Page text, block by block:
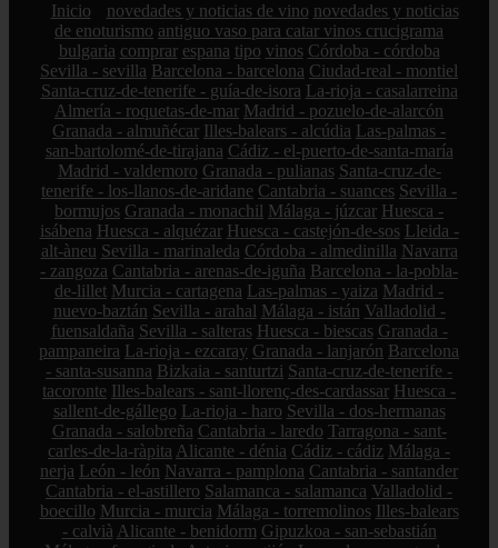
Inicio novedades y noticias de vino novedades y noticias
de enoturismo antiguo vaso para catar vinos crucigrama
bulgaria comprar espana tipo vinos Córdoba - córdoba
Sevilla - sevilla Barcelona - barcelona Ciudad-real - montiel
Santa-cruz-de-tenerife - guía-de-isora La-rioja - casalarreina
Almería - roquetas-de-mar Madrid - pozuelo-de-alarcón
Granada - almuñécar Illes-balears - alcúdia Las-palmas -
san-bartolomé-de-tirajana Cádiz - el-puerto-de-santa-maría
Madrid - valdemoro Granada - pulianas Santa-cruz-de-
tenerife - los-llanos-de-aridane Cantabria - suances Sevilla -
bormujos Granada - monachil Málaga - júzcar Huesca -
isábena Huesca - alquézar Huesca - castejón-de-sos Lleida -
alt-àneu Sevilla - marinaleda Córdoba - almedinilla Navarra
- zangoza Cantabria - arenas-de-iguña Barcelona - la-pobla-
de-lillet Murcia - cartagena Las-palmas - yaiza Madrid -
nuevo-baztán Sevilla - arahal Málaga - istán Valladolid -
fuensaldaña Sevilla - salteras Huesca - biescas Granada -
pampaneira La-rioja - ezcaray Granada - lanjarón Barcelona
- santa-susanna Bizkaia - santurtzi Santa-cruz-de-tenerife -
tacoronte Illes-balears - sant-llorenç-des-cardassar Huesca -
sallent-de-gállego La-rioja - haro Sevilla - dos-hermanas
Granada - salobreña Cantabria - laredo Tarragona - sant-
carles-de-la-ràpita Alicante - dénia Cádiz - cádiz Málaga -
nerja León - león Navarra - pamplona Cantabria - santander
Cantabria - el-astillero Salamanca - salamanca Valladolid -
boecillo Murcia - murcia Málaga - torremolinos Illes-balears
- calvià Alicante - benidorm Gipuzkoa - san-sebastián